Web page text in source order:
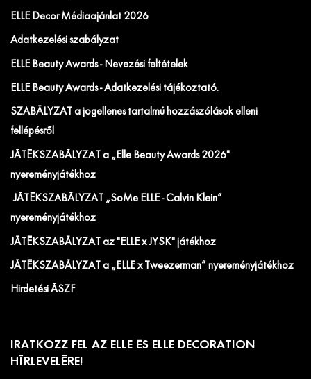
ELLE Decor Médiaajánlat 2026
Adatkezelési szabályzat
ELLE Beauty Awards - Nevezési feltételek
ELLE Beauty Awards - Adatkezelési tájékoztató.
SZABÁLYZAT a jogellenes tartalmú hozzászólások elleni
fellépésről
JÁTÉKSZABÁLYZAT a „Elle Beauty Awards 2026"
nyereményjátékhoz
JÁTÉKSZABÁLYZAT „SoMe ELLE - Calvin Klein”
nyereményjátékhoz
JÁTÉKSZABÁLYZAT az "ELLE x JYSK" játékhoz
JÁTÉKSZABÁLYZAT a „ELLE x Tweezerman” nyereményjátékhoz
Hirdetési ÁSZF
IRATKOZZ FEL AZ ELLE ÉS ELLE DECORATION
HÍRLEVELÉRE!